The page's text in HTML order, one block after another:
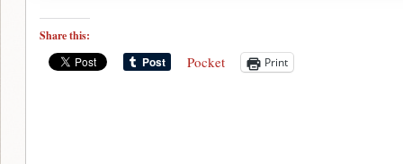
Share this:
Pocket Print